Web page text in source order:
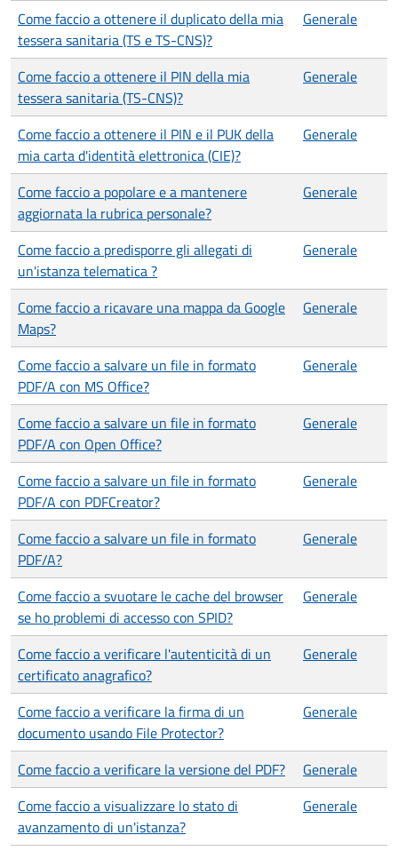
Come faccio a ottenere il duplicato della mia
tessera sanitaria (TS e TS-CNS)?
Generale
Come faccio a ottenere il PIN della mia
tessera sanitaria (TS-CNS)?
Generale
Come faccio a ottenere il PIN e il PUK della
mia carta d'identità elettronica (CIE)?
Generale
Come faccio a popolare e a mantenere
aggiornata la rubrica personale?
Generale
Come faccio a predisporre gli allegati di
un'istanza telematica ?
Generale
Come faccio a ricavare una mappa da Google
Maps?
Generale
Come faccio a salvare un file in formato
PDF/A con MS Office?
Generale
Come faccio a salvare un file in formato
PDF/A con Open Office?
Generale
Come faccio a salvare un file in formato
PDF/A con PDFCreator?
Generale
Come faccio a salvare un file in formato
PDF/A?
Generale
Come faccio a svuotare le cache del browser
se ho problemi di accesso con SPID?
Generale
Come faccio a verificare l'autenticità di un
certificato anagrafico?
Generale
Come faccio a verificare la firma di un
documento usando File Protector?
Generale
Come faccio a verificare la versione del PDF?
Generale
Come faccio a visualizzare lo stato di
avanzamento di un'istanza?
Generale